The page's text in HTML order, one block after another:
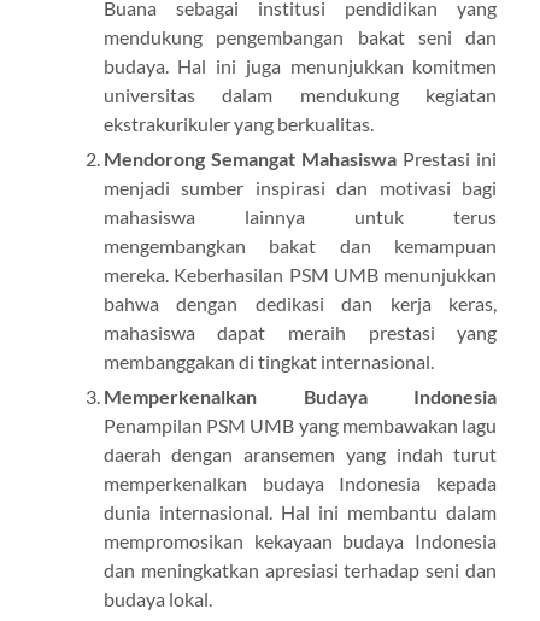
Buana sebagai institusi pendidikan yang
mendukung pengembangan bakat seni dan
budaya. Hal ini juga menunjukkan komitmen
universitas dalam mendukung kegiatan
ekstrakurikuler yang berkualitas.
Mendorong Semangat Mahasiswa Prestasi ini
menjadi sumber inspirasi dan motivasi bagi
mahasiswa lainnya untuk terus
mengembangkan bakat dan kemampuan
mereka. Keberhasilan PSM UMB menunjukkan
bahwa dengan dedikasi dan kerja keras,
mahasiswa dapat meraih prestasi yang
membanggakan di tingkat internasional.
Memperkenalkan Budaya Indonesia
Penampilan PSM UMB yang membawakan lagu
daerah dengan aransemen yang indah turut
memperkenalkan budaya Indonesia kepada
dunia internasional. Hal ini membantu dalam
mempromosikan kekayaan budaya Indonesia
dan meningkatkan apresiasi terhadap seni dan
budaya lokal.